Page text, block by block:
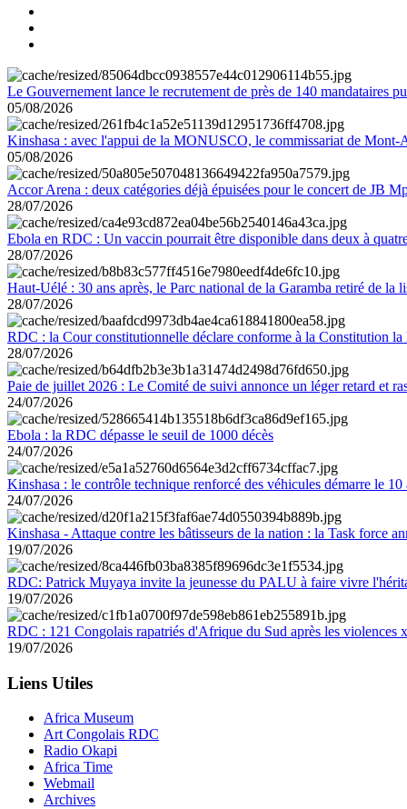
Le Gouvernement lance le recrutement de près de 140 mandataires
05/08/2026
Kinshasa : avec l'appui de la MONUSCO, le commissariat de Mont-
05/08/2026
Accor Arena : deux catégories déjà épuisées pour le concert de JB
28/07/2026
Ebola en RDC : Un vaccin pourrait être disponible dans deux à
28/07/2026
Haut-Uélé : 30 ans après, le Parc national de la Garamba retiré de la
28/07/2026
RDC : la Cour constitutionnelle déclare conforme à la Constitution la
28/07/2026
Paie de juillet 2026 : Le Comité de suivi annonce un léger retard et
24/07/2026
Ebola : la RDC dépasse le seuil de 1000 décès
24/07/2026
Kinshasa : le contrôle technique renforcé des véhicules démarre le 10
24/07/2026
Kinshasa - Attaque contre les bâtisseurs de la nation : la Task force
19/07/2026
RDC: Patrick Muyaya invite la jeunesse du PALU à faire vivre
19/07/2026
RDC : 121 Congolais rapatriés d'Afrique du Sud après les violences
19/07/2026
Liens Utiles
Africa Museum
Art Congolais RDC
Radio Okapi
Africa Time
Webmail
Archives